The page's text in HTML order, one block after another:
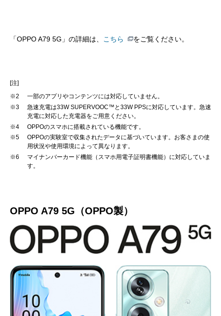
「OPPO A79 5G」の詳細は、 こちら をご覧ください。
[注]
※2
一部のアプリやコンテンツには対応していません。
※3
急速充電は33W SUPERVOOC™と33W PPSに対応しています。急速
充電に対応した充電器をご用意ください。
※4
OPPOのスマホに搭載されている機能です。
※5
OPPOの実験室で収集されたデータに基づいています。お客さまの使
用状況や使用環境によって異なります。
※6
マイナンバーカード機能（スマホ用電子証明書機能）に対応していま
す。
OPPO A79 5G（OPPO製）